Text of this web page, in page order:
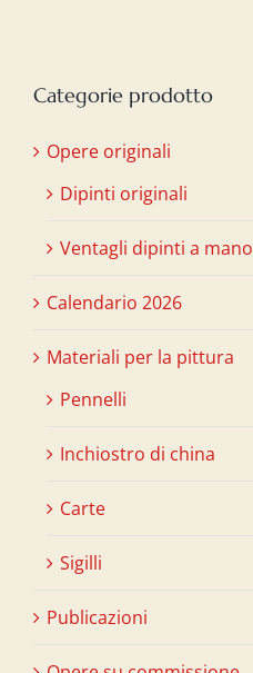
Categorie prodotto
Opere originali
Dipinti originali
Ventagli dipinti a mano
Calendario 2026
Materiali per la pittura
Pennelli
Inchiostro di china
Carte
Sigilli
Publicazioni